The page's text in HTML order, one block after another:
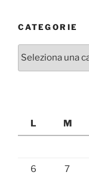
CATEGORIE
Categorie
L
M
6 7